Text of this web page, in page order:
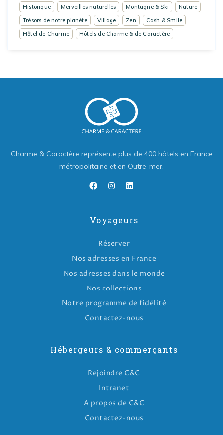
Historique
Merveilles naturelles Montagne & Ski
Nature
Trésors de notre planète
Village Zen
Cash & Smile
Hôtel de Charme
Hôtels de Charme & de Caractère
Charme & Caractère représente plus de 400 hôtels en France
métropolitaine et en Outre-mer.
Voyageurs
Réserver
Nos adresses en France
Nos adresses dans le monde
Nos collections
Notre programme de fidélité
Contactez-nous
Hébergeurs & commerçants
Rejoindre C&C
Intranet
A propos de C&C
Contactez-nous